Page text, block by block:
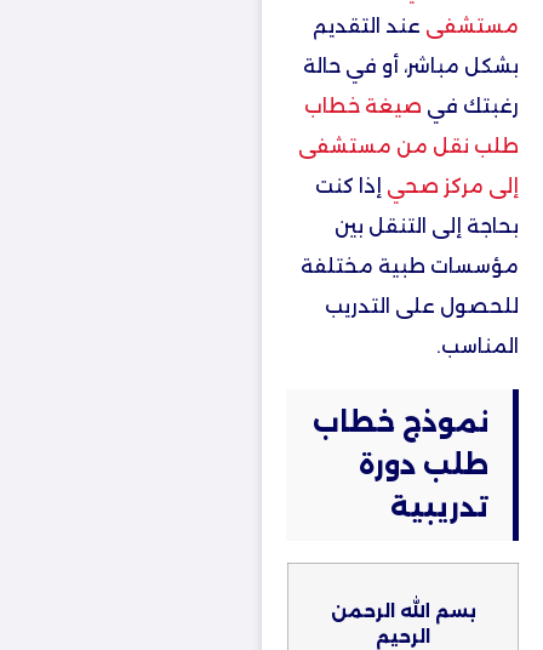
مستشفى عند التقديم
بشكل مباشر، أو في حالة
رغبتك في صيغة خطاب
طلب نقل من مستشفى
إلى مركز صحي إذا كنت
بحاجة إلى التنقل بين
مؤسسات طبية مختلفة
للحصول على التدريب
المناسب.
نموذج خطاب
طلب دورة
تدريبية
بسم الله الرحمن
الرحيم